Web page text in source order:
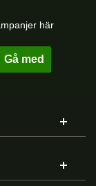
här
Gå med